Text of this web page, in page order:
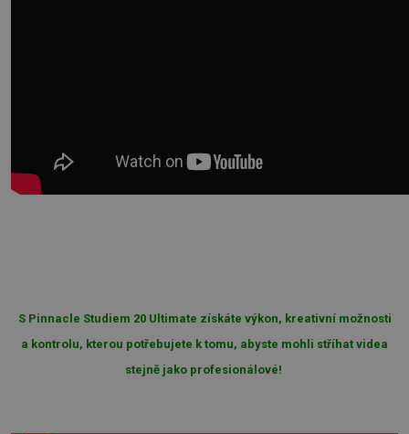
S Pinnacle Studiem 20 Ultimate získáte výkon, kreativní možnosti
a kontrolu, kterou potřebujete k tomu, abyste mohli stříhat videa
stejně jako profesionálové!